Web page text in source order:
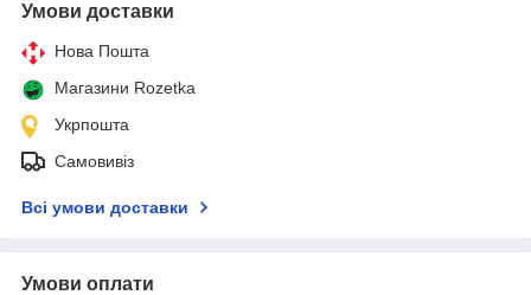
Умови доставки
Нова Пошта
Магазини Rozetka
Укрпошта
Самовивіз
Всі умови доставки
Умови оплати